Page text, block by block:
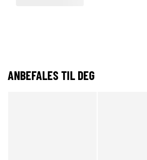
ANBEFALES TIL DEG